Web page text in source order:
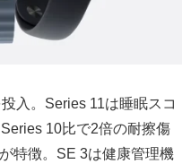
入。Series 11は睡眠スコ
10比で2倍の耐擦傷
特徴。SE 3は健康管理機